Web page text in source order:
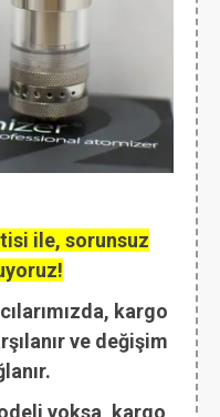
ile, sorunsuz
kargo
ve değişim
yoksa, kargo